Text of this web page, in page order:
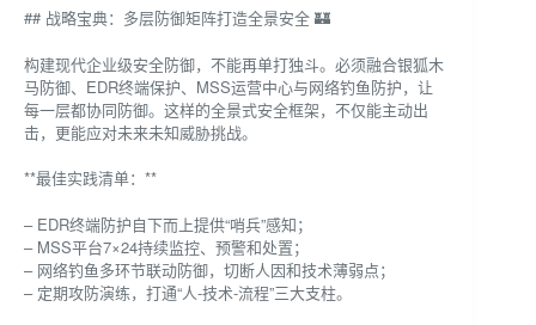
## 战略宝典：多层防御矩阵打造全景安全 🏰
构建现代企业级安全防御，不能再单打独斗。必须融合银狐木
马防御、EDR终端保护、MSS运营中心与网络钓鱼防护，让
每一层都协同防御。这样的全景式安全框架，不仅能主动出
击，更能应对未来未知威胁挑战。
**最佳实践清单：**
– EDR终端防护自下而上提供“哨兵”感知；
– MSS平台7×24持续监控、预警和处置；
– 网络钓鱼多环节联动防御，切断人因和技术薄弱点；
– 定期攻防演练，打通“人-技术-流程”三大支柱。